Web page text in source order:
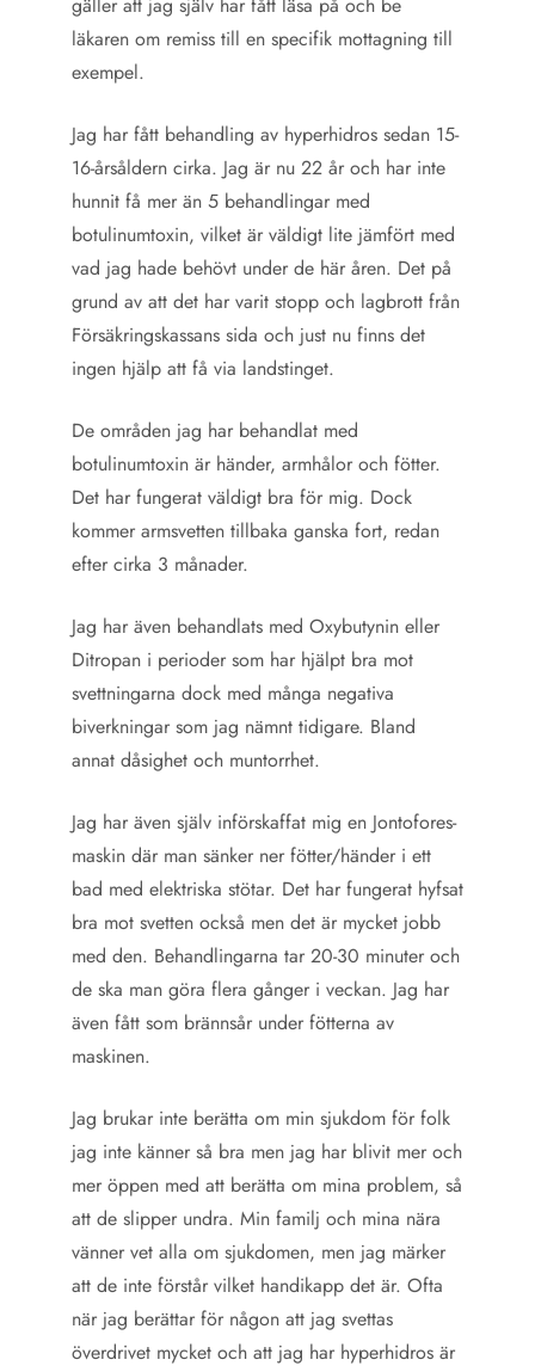
läkaren om remiss till en specifik mottagning till
exempel.
Jag har fått behandling av hyperhidros sedan 15-
16-årsåldern cirka. Jag är nu 22 år och har inte
hunnit få mer än 5 behandlingar med
botulinumtoxin, vilket är väldigt lite jämfört med
vad jag hade behövt under de här åren. Det på
grund av att det har varit stopp och lagbrott från
Försäkringskassans sida och just nu finns det
ingen hjälp att få via landstinget.
De områden jag har behandlat med
botulinumtoxin är händer, armhålor och fötter.
Det har fungerat väldigt bra för mig. Dock
kommer armsvetten tillbaka ganska fort, redan
efter cirka 3 månader.
Jag har även behandlats med Oxybutynin eller
Ditropan i perioder som har hjälpt bra mot
svettningarna dock med många negativa
biverkningar som jag nämnt tidigare. Bland
annat dåsighet och muntorrhet.
Jag har även själv införskaffat mig en Jontofores-
maskin där man sänker ner fötter/händer i ett
bad med elektriska stötar. Det har fungerat hyfsat
bra mot svetten också men det är mycket jobb
med den. Behandlingarna tar 20-30 minuter och
de ska man göra flera gånger i veckan. Jag har
även fått som brännsår under fötterna av
maskinen.
Jag brukar inte berätta om min sjukdom för folk
jag inte känner så bra men jag har blivit mer och
mer öppen med att berätta om mina problem, så
att de slipper undra. Min familj och mina nära
vänner vet alla om sjukdomen, men jag märker
att de inte förstår vilket handikapp det är. Ofta
när jag berättar för någon att jag svettas
överdrivet mycket och att jag har hyperhidros är